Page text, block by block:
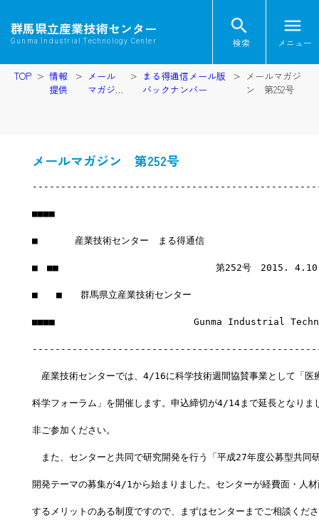
群馬県立産業技術センター
Gunma Industrial Technology Center
search
検索
menu
メニュー
TOP
情報
提供
メール
マガジ
まる得通信メール版
バックナンバー
メールマガジ
ン 第252号
メールマガジン 第252号
■■■■
■　　　　産業技術センター　まる得通信
■　■■　　　　　　　　　　　　　　　　　第252号　2015. 4.10
■　　■　　群馬県立産業技術センター
■■■■　　　　　　　　　　　　　　　Gunma Industrial
産業技術センターでは、4/16に科学技術週間協賛事業として「医
科学フォーラム」を開催します。申込締切が4/14まで延長となりま
非ご参加ください。
また、センターと共同で研究開発を行う「平成27年度公募型共同
開発テーマの募集が4/1から始まりました。センターが経費面・人
するメリットのある制度ですので、まずはセンターまでご相談くだ